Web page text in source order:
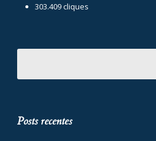
303.409 cliques
Posts recentes